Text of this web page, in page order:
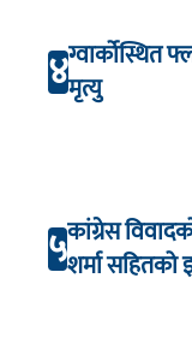
४ग्वार्कोस्थित
मृत्यु
५कांग्रेस
शर्मा